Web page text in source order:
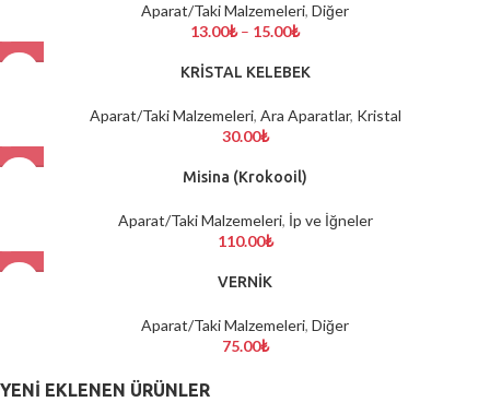
Aparat/Taki Malzemeleri, Diğer
13.00₺ – 15.00₺
KRİSTAL KELEBEK
Aparat/Taki Malzemeleri, Ara Aparatlar, Kristal
30.00₺
Misina (Krokooil)
Aparat/Taki Malzemeleri, İp ve İğneler
110.00₺
VERNİK
Aparat/Taki Malzemeleri, Diğer
75.00₺
YENI EKLENEN ÜRÜNLER